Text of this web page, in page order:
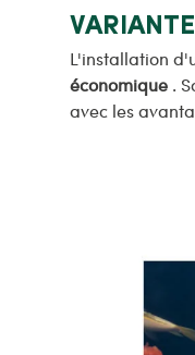
L'installation
économique .
avec les